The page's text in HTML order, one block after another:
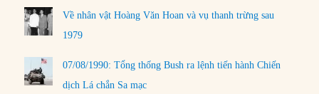
Về nhân vật Hoàng Văn Hoan và vụ thanh trừng sau
1979
07/08/1990: Tổng thống Bush ra lệnh tiến hành Chiến
dịch Lá chắn Sa mạc